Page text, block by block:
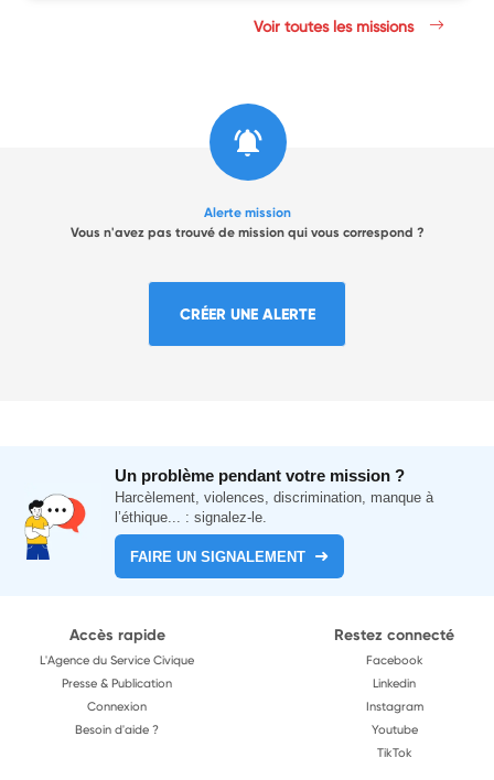
Voir toutes les missions
Alerte mission
Vous n'avez pas trouvé de mission qui vous correspond ?
CRÉER UNE ALERTE
Un problème pendant votre mission ?
Harcèlement, violences, discrimination, manque à
l’éthique... : signalez-le.
FAIRE UN SIGNALEMENT
Accès rapide
L'Agence du Service Civique
Presse & Publication
Connexion
Besoin d'aide ?
Restez connecté
Facebook
Linkedin
Instagram
Youtube
TikTok